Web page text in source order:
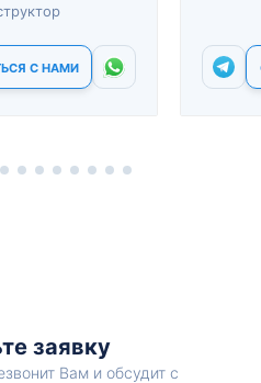
С НАМИ
заявку
Вам и обсудит с